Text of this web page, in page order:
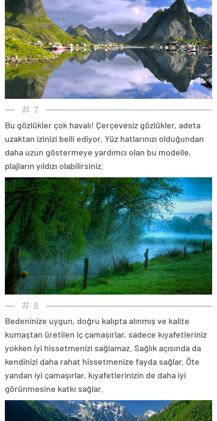
7
Bu gözlükler çok havalı! Çerçevesiz gözlükler, adeta
uzaktan izinizi belli ediyor. Yüz hatlarınızı olduğundan
daha uzun göstermeye yardımcı olan bu modelle,
plajların yıldızı olabilirsiniz.
8
Bedeninize uygun, doğru kalıpta alınmış ve kalite
kumaştan üretilen iç çamaşırlar, sadece kıyafetleriniz
yokken iyi hissetmenizi sağlamaz. Sağlık açısında da
kendinizi daha rahat hissetmenize fayda sağlar. Öte
yandan iyi çamaşırlar, kıyafetlerinizin de daha iyi
görünmesine katkı sağlar.